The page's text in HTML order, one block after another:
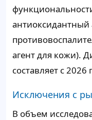
антиоксидантный
агент для кожи).
составляет с 2026
Исключения с
В объем